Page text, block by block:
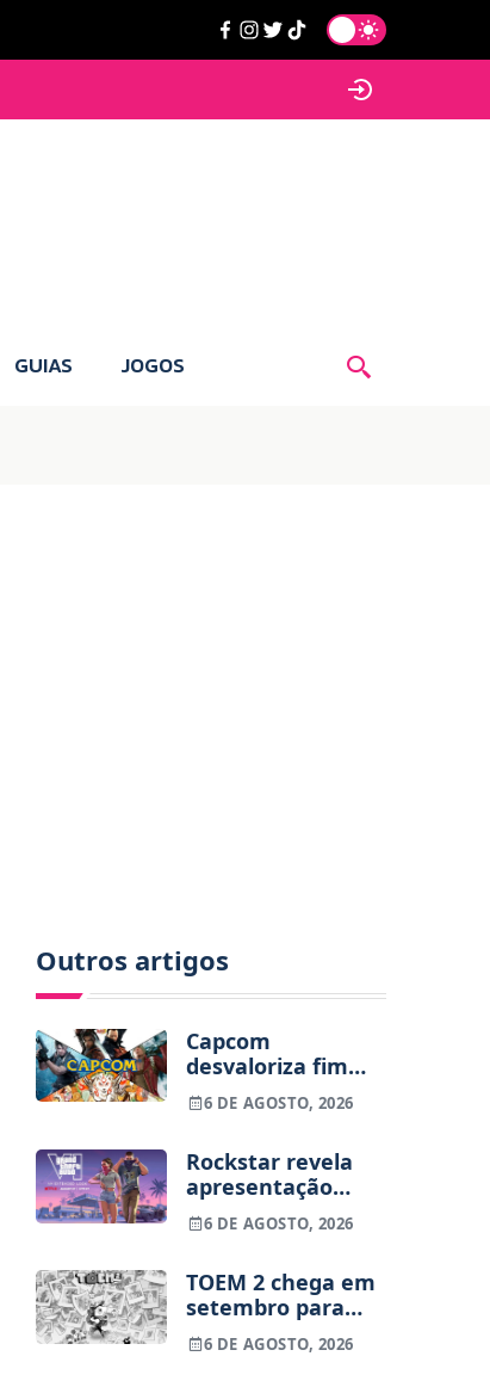
GUIAS JOGOS
Outros artigos
Capcom
desvaloriza fim
dos jogos físicos
na PlayStation
6 DE AGOSTO, 2026
Rockstar revela
apresentação
alargada de GTA
VI para 27 de
6 DE AGOSTO, 2026
TOEM 2 chega em
setembro para
PS5, Switch e PC
6 DE AGOSTO, 2026